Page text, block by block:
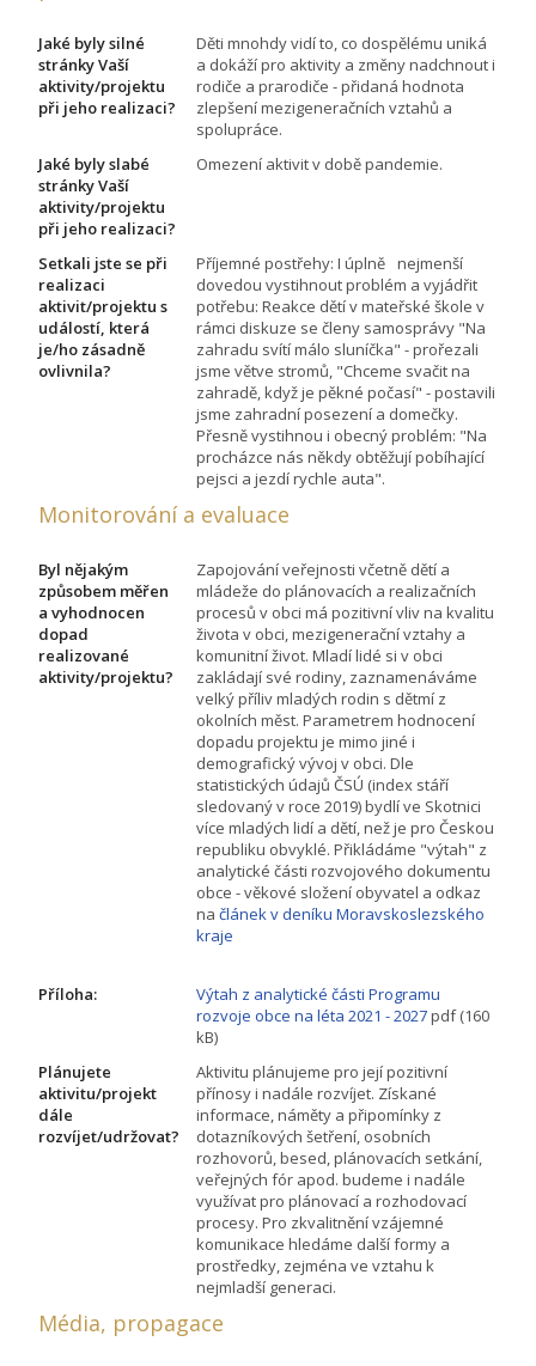
Jaké byly silné
stránky Vaší
aktivity/projektu
při jeho realizaci?
Děti mnohdy vidí to, co dospělému uniká
a dokáží pro aktivity a změny nadchnout i
rodiče a prarodiče - přidaná hodnota
zlepšení mezigeneračních vztahů a
spolupráce.
Jaké byly slabé
stránky Vaší
aktivity/projektu
při jeho realizaci?
Omezení aktivit v době pandemie.
Setkali jste se při
realizaci
aktivit/projektu s
událostí, která
je/ho zásadně
ovlivnila?
Příjemné postřehy: I úplně nejmenší
dovedou vystihnout problém a vyjádřit
potřebu: Reakce dětí v mateřské škole v
rámci diskuze se členy samosprávy "Na
zahradu svítí málo sluníčka" - prořezali
jsme větve stromů, "Chceme svačit na
zahradě, když je pěkné počasí" - postavili
jsme zahradní posezení a domečky.
Přesně vystihnou i obecný problém: "Na
procházce nás někdy obtěžují pobíhající
pejsci a jezdí rychle auta".
Monitorování a evaluace
Byl nějakým
způsobem měřen
a vyhodnocen
dopad
realizované
aktivity/projektu?
Zapojování veřejnosti včetně dětí a
mládeže do plánovacích a realizačních
procesů v obci má pozitivní vliv na kvalitu
života v obci, mezigenerační vztahy a
komunitní život. Mladí lidé si v obci
zakládají své rodiny, zaznamenáváme
velký příliv mladých rodin s dětmí z
okolních měst. Parametrem hodnocení
dopadu projektu je mimo jiné i
demografický vývoj v obci. Dle
statistických údajů ČSÚ (index stáří
sledovaný v roce 2019) bydlí ve Skotnici
více mladých lidí a dětí, než je pro Českou
republiku obvyklé. Přikládáme "výtah" z
analytické části rozvojového dokumentu
obce - věkové složení obyvatel a odkaz
na článek v deníku Moravskoslezského
kraje
Příloha:
Výtah z analytické části Programu
rozvoje obce na léta 2021 - 2027pdf (160
kB)
Plánujete
aktivitu/projekt
dále
rozvíjet/udržovat?
Aktivitu plánujeme pro její pozitivní
přínosy i nadále rozvíjet. Získané
informace, náměty a připomínky z
dotazníkových šetření, osobních
rozhovorů, besed, plánovacích setkání,
veřejných fór apod. budeme i nadále
využívat pro plánovací a rozhodovací
procesy. Pro zkvalitnění vzájemné
komunikace hledáme další formy a
prostředky, zejména ve vztahu k
nejmladší generaci.
Média, propagace